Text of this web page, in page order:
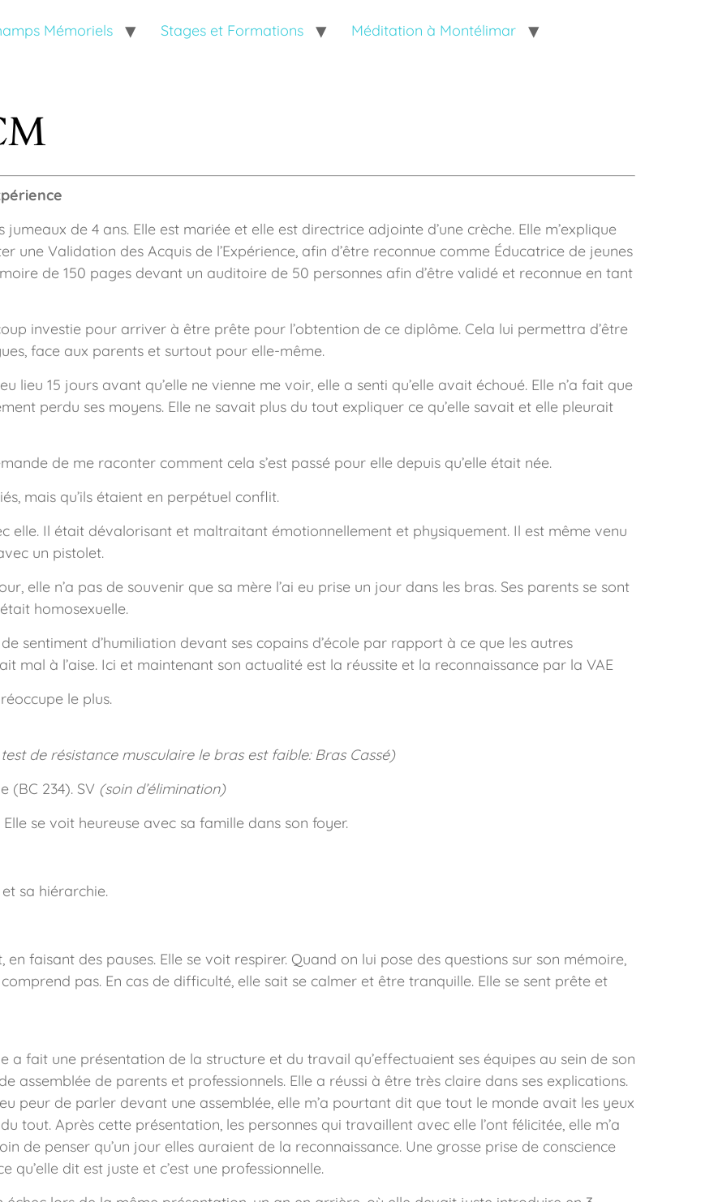
Mémoriels Stages et Formations
Méditation à Montélimar
de 4 ans. Elle est mariée et elle est directrice adjointe d’une crèche. Elle m’explique
une Validation des Acquis de l’Expérience, afin d’être reconnue comme Éducatrice de jeunes
de 150 pages devant un auditoire de 50 personnes afin d’être validé et reconnue en tant
investie pour arriver à être prête pour l’obtention de ce diplôme. Cela lui permettra d’être
face aux parents et surtout pour elle-même.
lieu 15 jours avant qu’elle ne vienne me voir, elle a senti qu’elle avait échoué. Elle n’a fait que
perdu ses moyens. Elle ne savait plus du tout expliquer ce qu’elle savait et elle pleurait
de me raconter comment cela s’est passé pour elle depuis qu’elle était née.
mais qu’ils étaient en perpétuel conflit.
elle. Il était dévalorisant et maltraitant émotionnellement et physiquement. Il est même venu
un pistolet.
elle n’a pas de souvenir que sa mère l’ai eu prise un jour dans les bras. Ses parents se sont
homosexuelle.
sentiment d’humiliation devant ses copains d’école par rapport à ce que les autres
mal à l’aise. Ici et maintenant son actualité est la réussite et la reconnaissance par la VAE
le plus.
de résistance musculaire le bras est faible: Bras Cassé)
(BC 234). SV (soin d’élimination)
se voit heureuse avec sa famille dans son foyer.
sa hiérarchie.
faisant des pauses. Elle se voit respirer. Quand on lui pose des questions sur son mémoire,
pas. En cas de difficulté, elle sait se calmer et être tranquille. Elle se sent prête et
a fait une présentation de la structure et du travail qu’effectuaient ses équipes au sein de son
assemblée de parents et professionnels. Elle a réussi à être très claire dans ses explications.
peur de parler devant une assemblée, elle m’a pourtant dit que tout le monde avait les yeux
tout. Après cette présentation, les personnes qui travaillent avec elle l’ont félicitée, elle m’a
de penser qu’un jour elles auraient de la reconnaissance. Une grosse prise de conscience
qu’elle dit est juste et c’est une professionnelle.